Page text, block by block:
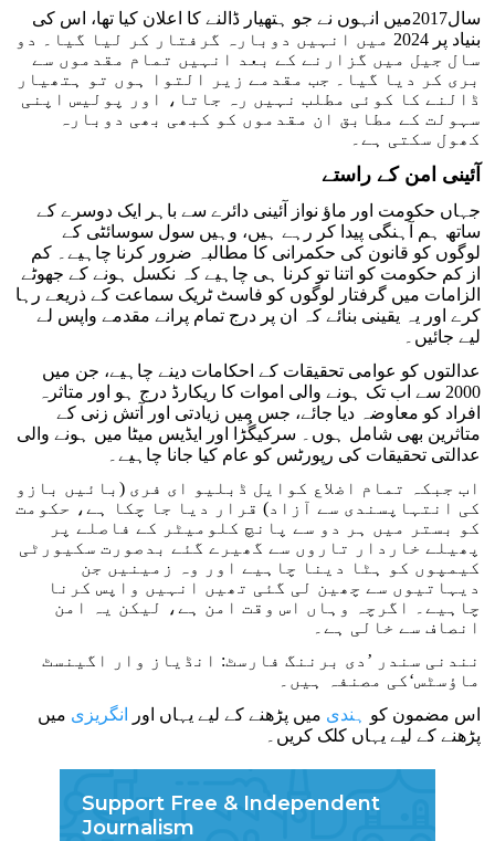
سال2017میں انہوں نے جو ہتھیار ڈالنے کا اعلان کیا تھا، اس کی
بنیاد پر 2024 میں انہیں دوبارہ گرفتار کر لیا گیا۔ دو
سال جیل میں گزارنے کے بعد انہیں تمام مقدموں سے
بری کر دیا گیا۔ جب مقدمے زیر التوا ہوں تو ہتھیار
ڈالنے کا کوئی مطلب نہیں رہ جاتا، اور پولیس اپنی
سہولت کے مطابق ان مقدموں کو کبھی بھی دوبارہ
کھول سکتی ہے۔
آئینی امن کے راستے
جہاں حکومت اور ماؤ نواز آئینی دائرے سے باہر ایک دوسرے کے
ساتھ ہم آہنگی پیدا کر رہے ہیں، وہیں سول سوسائٹی کے
لوگوں کو قانون کی حکمرانی کا مطالبہ ضرور کرنا چاہیے۔ کم
از کم حکومت کو اتنا تو کرنا ہی چاہیے کہ نکسل ہونے کے جھوٹے
الزامات میں گرفتار لوگوں کو فاسٹ ٹریک سماعت کے ذریعے رہا
کرے اور یہ یقینی بنائے کہ ان پر درج تمام پرانے مقدمے واپس لے
لیے جائیں۔
عدالتوں کو عوامی تحقیقات کے احکامات دینے چاہیے، جن میں
2000 سے اب تک ہونے والی اموات کا ریکارڈ درج ہو اور متاثرہ
افراد کو معاوضہ دیا جائے، جس میں زیادتی اور آتش زنی کے
متاثرین بھی شامل ہوں۔ سرکیگُڑا اور ایڈیس میٹا میں ہونے والی
عدالتی تحقیقات کی رپورٹس کو عام کیا جانا چاہیے۔
اب جبکہ تمام اضلاع کوایل ڈبلیو ای فری (بائیں بازو
کی انتہاپسندی سے آزاد) قرار دیا جا چکا ہے، حکومت
کو بستر میں ہر دو سے پانچ کلومیٹر کے فاصلے پر
پھیلے خاردار تاروں سے گھیرے گئے بدصورت سکیورٹی
کیمپوں کو ہٹا دینا چاہیے اور وہ زمینیں جن
دیہاتیوں سے چھین لی گئی تھیں انہیں واپس کرنا
چاہیے۔ اگرچہ وہاں اس وقت امن ہے، لیکن یہ امن
انصاف سے خالی ہے۔
نندنی سندر ’دی برننگ فارسٹ: انڈیاز وار اگینسٹ
ماؤسٹس‘کی مصنفہ ہیں۔
اس مضمون کو ہندی میں پڑھنے کے لیے یہاں اور انگریزی میں
پڑھنے کے لیے یہاں کلک کریں۔
Support Free & Independent
Journalism